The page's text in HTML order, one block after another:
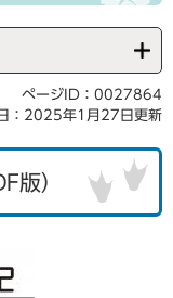
ページID：0027864
：2025年1月27日更新
版）